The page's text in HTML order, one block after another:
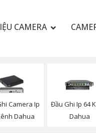
CAMERA
Camera Ip
Dahua
Đầu Ghi Ip 64
Dahua